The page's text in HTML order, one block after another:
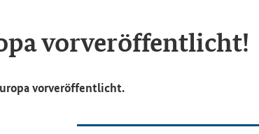
vor­ver­öf­fent­licht!
vor­ver­öf­fent­licht.